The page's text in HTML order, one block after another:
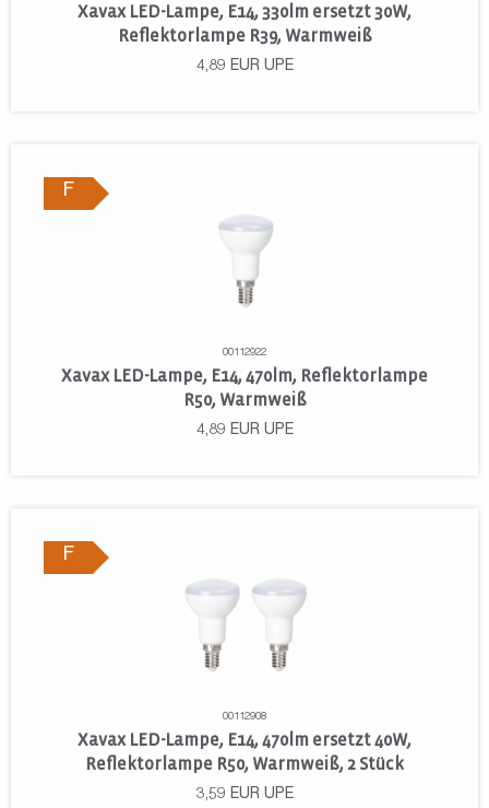
Xavax LED-Lampe, E14, 330lm ersetzt 30W,
Reflektorlampe R39, Warmweiß
4,89 EUR UPE
F
00112922
Xavax LED-Lampe, E14, 470lm, Reflektorlampe
R50, Warmweiß
4,89 EUR UPE
F
00112908
Xavax LED-Lampe, E14, 470lm ersetzt 40W,
Reflektorlampe R50, Warmweiß, 2 Stück
3,59 EUR UPE